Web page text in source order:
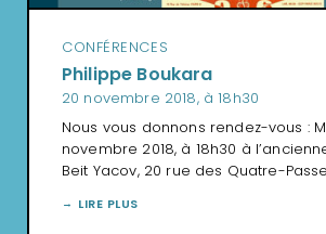
CONFÉRENCES
Philippe Boukara
20 novembre 2018, à 18h30
Nous vous donnons rendez-vous :
novembre 2018, à 18h30 à
Beit Yacov, 20 rue des Quatre-
LIRE PLUS